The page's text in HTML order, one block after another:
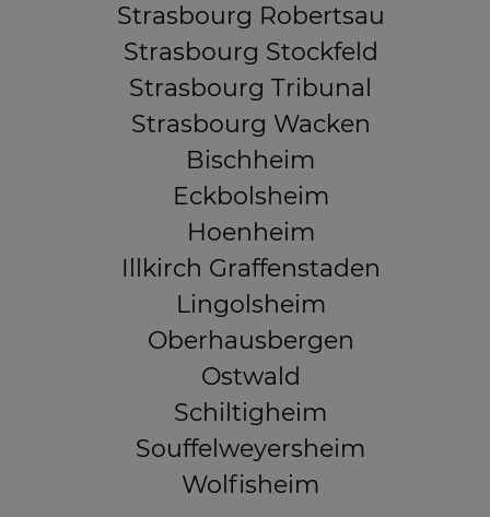
Strasbourg Robertsau
Strasbourg Stockfeld
Strasbourg Tribunal
Strasbourg Wacken
Bischheim
Eckbolsheim
Hoenheim
Illkirch Graffenstaden
Lingolsheim
Oberhausbergen
Ostwald
Schiltigheim
Souffelweyersheim
Wolfisheim